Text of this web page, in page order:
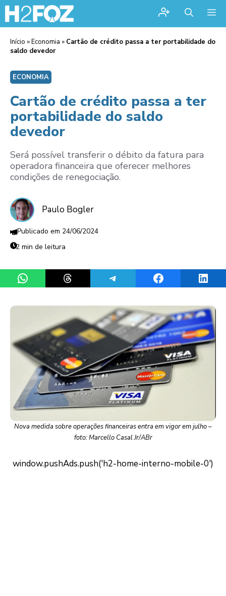
Início »Economia » Cartão de crédito passa a ter portabilidade do
saldo devedor
ECONOMIA
Cartão de crédito passa a ter
portabilidade do saldo
devedor
Será possível transferir o débito da fatura para
operadora financeira que oferecer melhores
condições de renegociação.
Paulo Bogler
24/06/2024
2 min de leitura
Share on WhatsAppShare on ThreadsShare on TelegramShare on Facebook
Nova medida sobre operações financeiras entra em vigor em julho –
foto: Marcello Casal Jr/ABr